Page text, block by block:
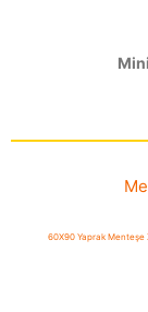
60X90 Yaprak Menteşe